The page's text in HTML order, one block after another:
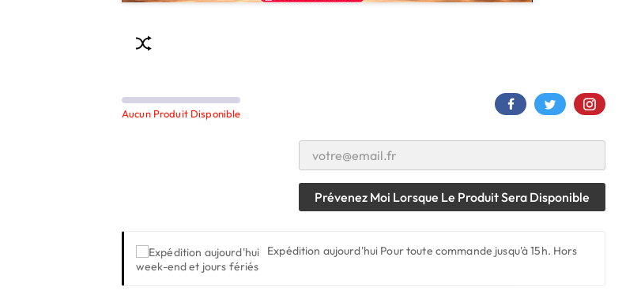
Aucun Produit Disponible
Prévenez Moi Lorsque Le Produit Sera Disponible
Expédition aujourd'hui Pour toute commande jusqu'à 15h. Hors
week-end et jours fériés